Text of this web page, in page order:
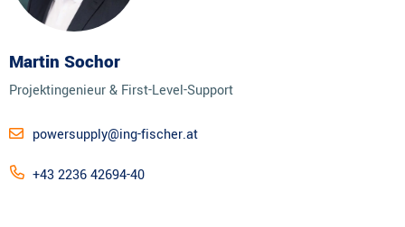
Martin Sochor
Projektingenieur & First-Level-Support
powersupply@ing-fischer.at
+43 2236 42694-40